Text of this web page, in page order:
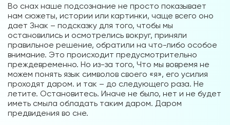
Во снах наше подсознание не просто показывает
нам сюжеты, истории или картинки, чаще всего оно
дает Знак – подсказку для того, чтобы мы
остановились и осмотрелись вокруг, приняли
правильное решение, обратили на что-либо особое
внимание. Это происходит предусмотрительно
преждевременно. Но из-за того, Что мы вовремя не
можем понять язык символов своего «я», его усилия
проходят даром. и так – до следующего раза. Не
летите. Остановитесь. Иначе не было, нет и не будет
иметь смыла обладать таким даром. Даром
предвидения во сне.